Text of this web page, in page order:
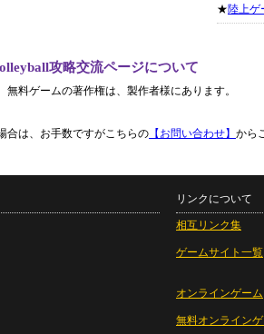
★陸上ゲ
攻略交流ページについて
料ゲームの著作権は、製作者様にあります。
合は、お手数ですがこちらの 【お問い合わせ】 から
リンクについて
相互リンク集
ゲームサイト一覧
オンラインゲーム
無料オンライン